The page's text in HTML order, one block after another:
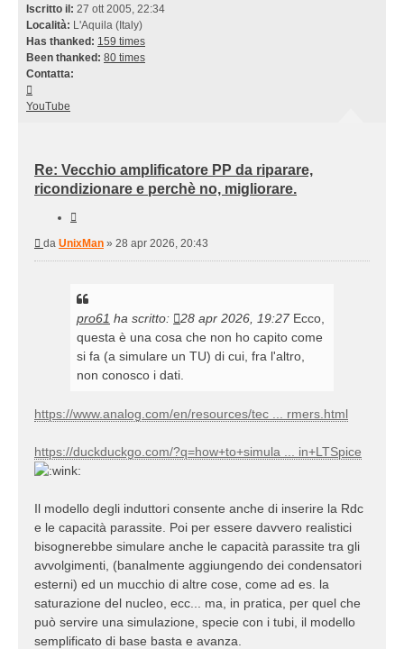
Iscritto il: 27 ott 2005, 22:34
Località: L'Aquila (Italy)
Has thanked: 159 times
Been thanked: 80 times
Contatta:
UnixMan
YouTube
Re: Vecchio amplificatore PP da riparare,
ricondizionare e perchè no, migliorare.
Messaggio
da UnixMan » 28 apr 2026, 20:43
pro61 ha scritto: 28 apr 2026, 19:27 Ecco,
questa è una cosa che non ho capito come
si fa (a simulare un TU) di cui, fra l'altro,
non conosco i dati.
https://www.analog.com/en/resources/tec ... rmers.html
https://duckduckgo.com/?q=how+to+simula ... in+LTSpice
Il modello degli induttori consente anche di inserire la Rdc
e le capacità parassite. Poi per essere davvero realistici
bisognerebbe simulare anche le capacità parassite tra gli
avvolgimenti, (banalmente aggiungendo dei condensatori
esterni) ed un mucchio di altre cose, come ad es. la
saturazione del nucleo, ecc... ma, in pratica, per quel che
può servire una simulazione, specie con i tubi, il modello
semplificato di base basta e avanza.